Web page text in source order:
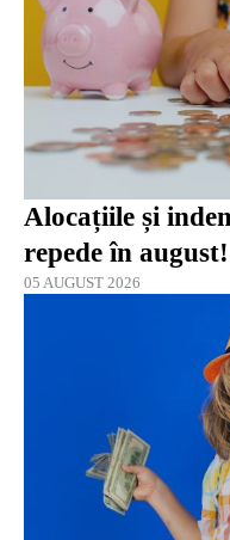
Alocațiile și
repede în
05 AUGUST 2026